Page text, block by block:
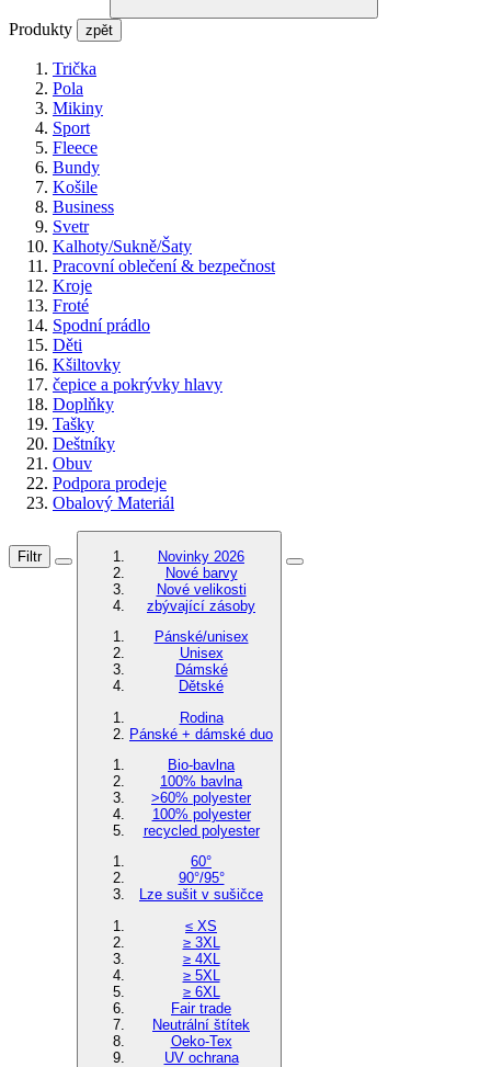
Produkty zpět
Trička
Pola
Mikiny
Sport
Fleece
Bundy
Košile
Business
Svetr
Kalhoty/Sukně/Šaty
Pracovní oblečení & bezpečnost
Kroje
Froté
Spodní prádlo
Děti
Kšiltovky
čepice a pokrývky hlavy
Doplňky
Tašky
Deštníky
Obuv
Podpora prodeje
Obalový Materiál
Filtr
Novinky 2026
Nové barvy
Nové velikosti
zbývající zásoby
Pánské/unisex
Unisex
Dámské
Dětské
Rodina
Pánské + dámské duo
Bio-bavlna
100% bavlna
>60% polyester
100% polyester
recycled polyester
60°
90°/95°
Lze sušit v sušičce
≤ XS
≥ 3XL
≥ 4XL
≥ 5XL
≥ 6XL
Fair trade
Neutrální štítek
Oeko-Tex
UV ochrana